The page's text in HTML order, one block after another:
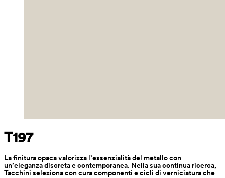
T197
La finitura opaca valorizza l’essenzialità del metallo con
un’eleganza discreta e contemporanea. Nella sua continua ricerca,
Tacchini seleziona con cura componenti e cicli di verniciatura che